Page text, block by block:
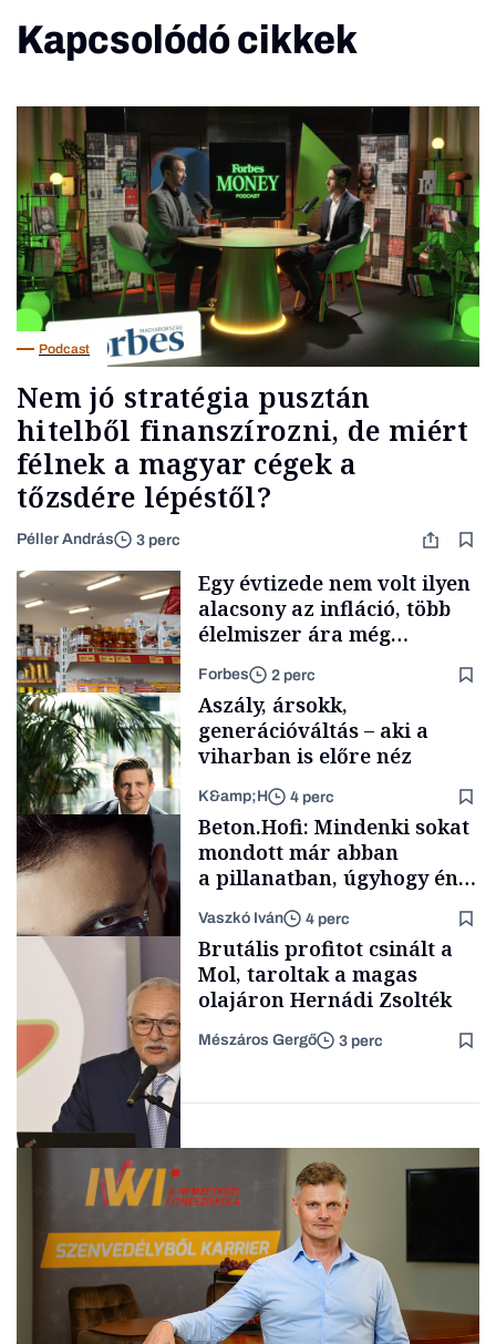
Kapcsolódó cikkek
Podcast
Nem jó stratégia pusztán
hitelből finanszírozni, de miért
félnek a magyar cégek a
tőzsdére lépéstől?
Péller András 3 perc
Makro
Egy évtizede nem volt ilyen
alacsony az infláció, több
élelmiszer ára még
rohamosan csökken is
Forbes 2 perc
TÁMOGATÓI
TARTALOM
Aszály, ársokk,
generációváltás – aki a
viharban is előre néz
K&amp;H 4 perc
Forbes-sztori
Beton.Hofi: Mindenki sokat
mondott már abban
a pillanatban, úgyhogy én
a legsarkosabb
gondolataimat akartam
kimondani
Vaszkó Iván 4 perc
Befektetés
Brutális profitot csinált a
Mol, taroltak a magas
olajáron Hernádi Zsolték
Mészáros Gergő 3 perc